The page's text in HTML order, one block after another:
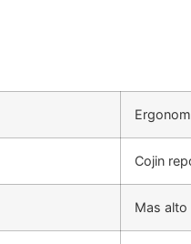
Cojin
Mas alto